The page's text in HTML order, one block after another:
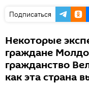
Подписаться
Некоторые
граждане
гражданство
как эта страна